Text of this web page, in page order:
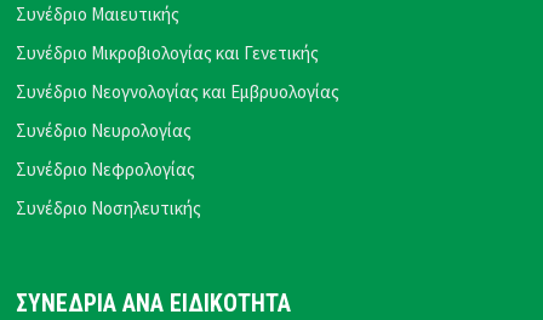
Συνέδριο Μαιευτικής
Συνέδριο Μικροβιολογίας και Γενετικής
Συνέδριο Νεογνολογίας και Εμβρυολογίας
Συνέδριο Νευρολογίας
Συνέδριο Νεφρολογίας
Συνέδριο Νοσηλευτικής
ΣΥΝΕΔΡΙΑ ΑΝΑ ΕΙΔΙΚΟΤΗΤΑ